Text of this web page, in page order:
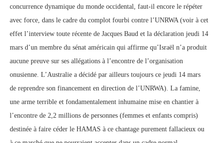
concurrence dynamique du monde occidental, faut-il encore le répéter
avec force, dans le cadre du complot fourbi contre l’UNRWA (voir à cet
effet l’interview toute récente de Jacques Baud et la déclaration jeudi 14
mars d’un membre du sénat américain qui affirme qu’Israël n’a produit
aucune preuve sur ses allégations à l’encontre de l’organisation
onusienne. L’Australie a décidé par ailleurs toujours ce jeudi 14 mars
de reprendre son financement en direction de l’UNRWA). La famine,
une arme terrible et fondamentalement inhumaine mise en chantier à
l’encontre de 2,2 millions de personnes (femmes et enfants compris)
destinée à faire céder le HAMAS à ce chantage purement fallacieux ou